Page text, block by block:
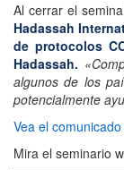
Al cerrar el
Hadassah
de protocolos
Hadassah.
algunos de los
potencialmente
Vea el
Mira el seminario